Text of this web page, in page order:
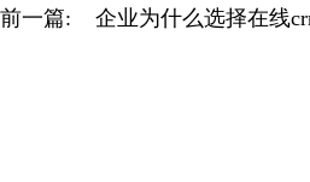
前一篇: 企业为什么选择在线